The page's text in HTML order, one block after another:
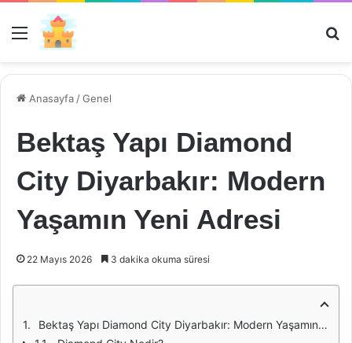
Menü
Anasayfa /Genel
Bektaş Yapı Diamond
City Diyarbakır: Modern
Yaşamın Yeni Adresi
22 Mayıs 2026 3 dakika okuma süresi
Bektaş Yapı Diamond City Diyarbakır: Modern Yaşamın Yeni Adresi